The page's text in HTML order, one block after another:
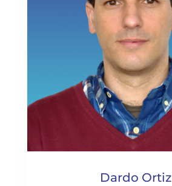
Dardo Ortiz